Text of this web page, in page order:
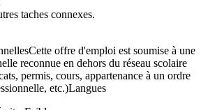
taches connexes.
offre d'emploi est soumise à une
reconnue en dehors du réseau scolaire
permis, cours, appartenance à un ordre
etc.)Langues